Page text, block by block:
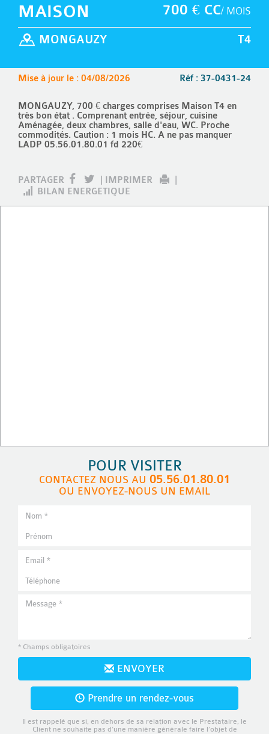
700 € CC/ MOIS
MAISON
T4
MONGAUZY
Réf : 37-0431-24
Mise à jour le : 04/08/2026
MONGAUZY, 700 € charges comprises Maison T4 en
très bon état . Comprenant entrée, séjour, cuisine
Aménagée, deux chambres, salle d'eau, WC. Proche
commodités. Caution : 1 mois HC. A ne pas manquer
LADP 05.56.01.80.01 fd 220€
PARTAGER IMPRIMER
BILAN ENERGETIQUE
POUR VISITER
CONTACTEZ NOUS AU 05.56.01.80.01
OU ENVOYEZ-NOUS UN EMAIL
* Champs obligatoires
ENVOYER
Prendre un rendez-vous
Il est rappelé que si, en dehors de sa relation avec le Prestataire, le
Client ne souhaite pas d’une manière générale faire l’objet de